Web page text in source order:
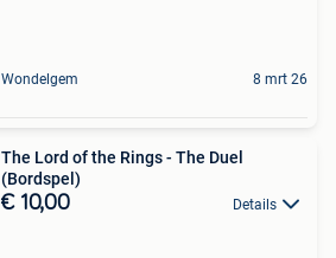
Wondelgem 8 mrt 26
The Lord of the Rings - The Duel
(Bordspel)
€ 10,00 Details